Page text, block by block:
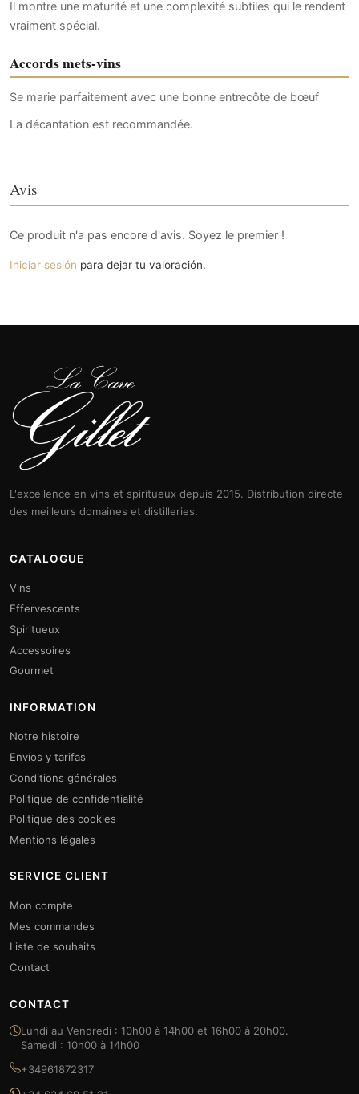
Il montre une maturité et une complexité subtiles qui le rendent
vraiment spécial.
Accords mets-vins
Se marie parfaitement avec une bonne entrecôte de bœuf
La décantation est recommandée.
Avis
Ce produit n'a pas encore d'avis. Soyez le premier !
Iniciar sesión para dejar tu valoración.
L'excellence en vins et spiritueux depuis 2015. Distribution directe
des meilleurs domaines et distilleries.
CATALOGUE
Vins
Effervescents
Spiritueux
Accessoires
Gourmet
INFORMATION
Notre histoire
Envíos y tarifas
Conditions générales
Politique de confidentialité
Politique des cookies
Mentions légales
SERVICE CLIENT
Mon compte
Mes commandes
Liste de souhaits
Contact
CONTACT
Lundi au Vendredi : 10h00 à 14h00 et 16h00 à 20h00.
Samedi : 10h00 à 14h00
+34961872317